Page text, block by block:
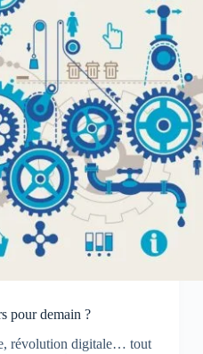
pour demain ?
révolution digitale… tout